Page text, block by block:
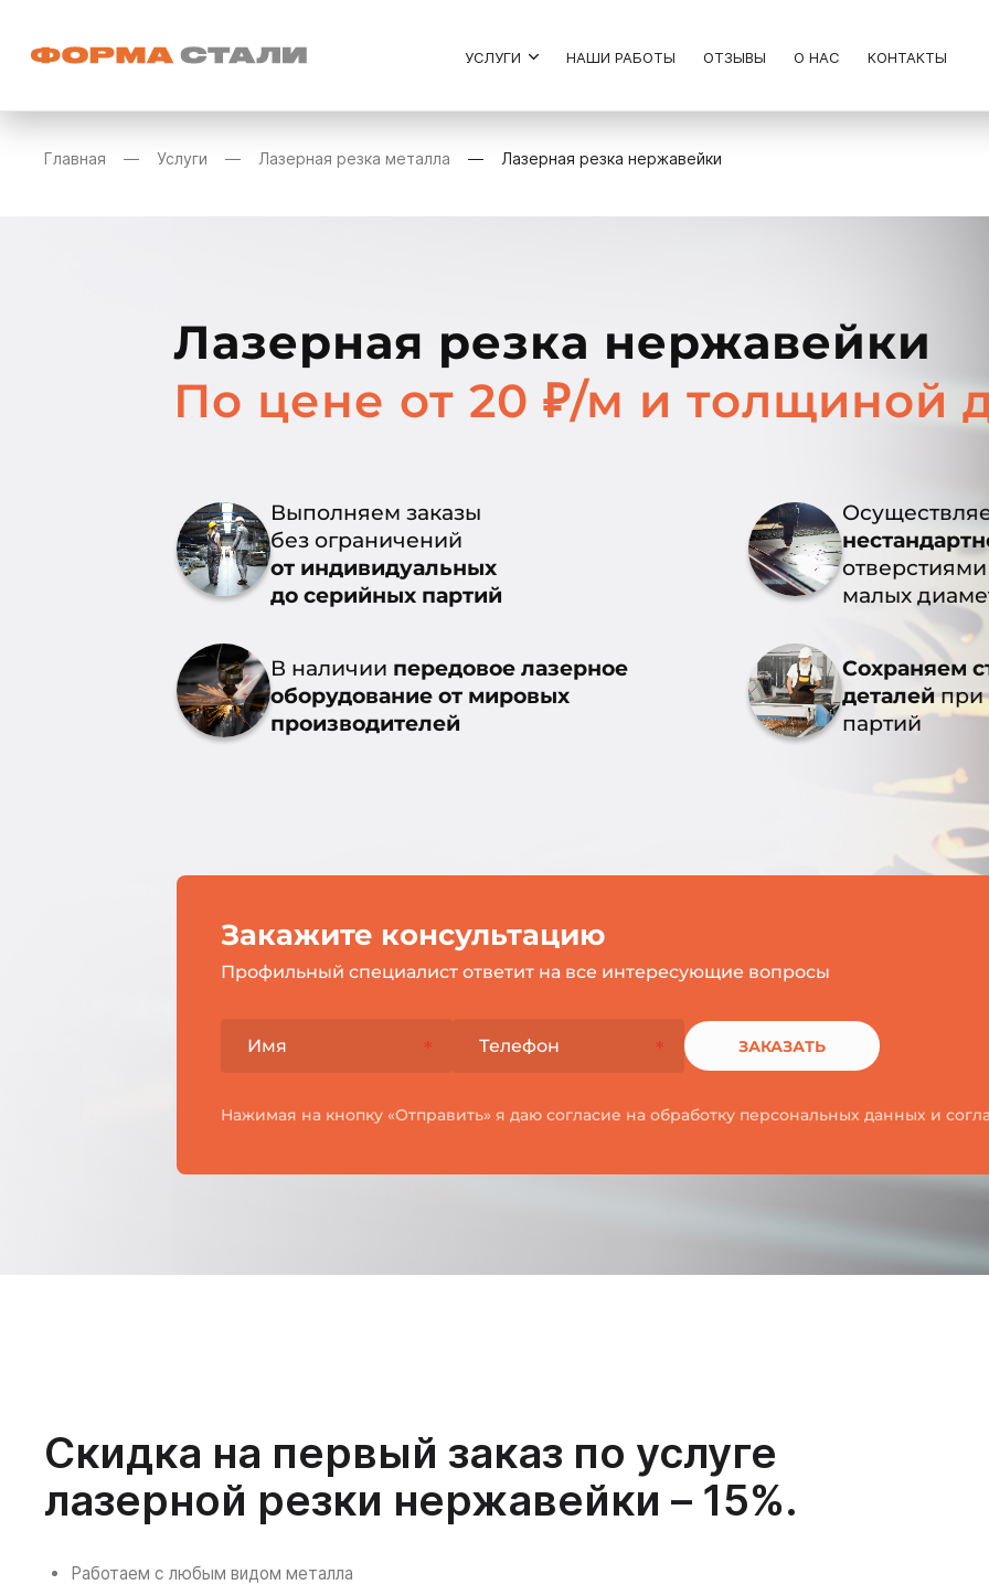
УСЛУГИ НАШИ РАБОТЫ ОТЗЫВЫ О НАС КОНТАКТЫ
Главная Услуги Лазерная резка металла Лазерная резка нержавейки
Лазерная резка нержавейки
По цене от 20 ₽/м и толщиной
Выполняем заказы
без ограничений
от индивидуальных
до серийных партий
отверстиями
малых
В наличии передовое лазерное
оборудование от мировых
производителей
Сохраняем
деталейпри
партий
Закажите консультацию
Профильный специалист ответит на все интересующие вопросы
ЗАКАЗАТЬ
Нажимая на кнопку «Отправить» я даю согласие на обработку персональных данных и
Скидка на первый заказ по услуге
лазерной резки нержавейки – 15%.
Работаем с любым видом металла